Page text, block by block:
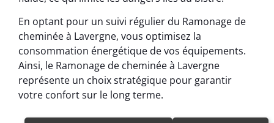
En optant pour un suivi régulier du Ramonage de
cheminée à Lavergne, vous optimisez la
consommation énergétique de vos équipements.
Ainsi, le Ramonage de cheminée à Lavergne
représente un choix stratégique pour garantir
votre confort sur le long terme.